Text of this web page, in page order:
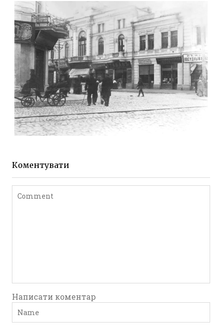
Фото Житомира період
до 1917 року
Leave a comment
ЖИТОМИР МИХАЙЛІВСЬКА 1903 РОКУ
Коментувати
Написати коментар